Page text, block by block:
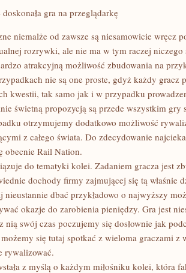
–
NA
PRZEGLĄDARKĘ
gra na przeglądarkę
niemalże od zawsze są niesamowicie wręcz
rozrywki, ale nie ma w tym raczej
atrakcyjną możliwość zbudowania na
nie są one proste, gdyż każdy gracz
kwestii, tak samo jak i w przypadku
świetną propozycją są przede wszystkim gry
otrzymujemy dodatkowo możliwość
z całego świata. Do zdecydowanie
obecnie Rail Nation.
do tematyki kolei. Zadaniem gracza jest
dochody firmy zajmującej się tą właśnie
nieustannie dbać przykładowo o najwyższy
okazje do zarobienia pieniędzy. Gra jest
nią swój czas poczujemy się dosłownie jak
się tutaj spotkać z wieloma graczami
rywalizować.
z myślą o każdym miłośniku kolei, która